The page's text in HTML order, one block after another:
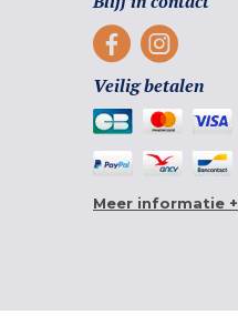
Veilig betalen
Meer informatie +